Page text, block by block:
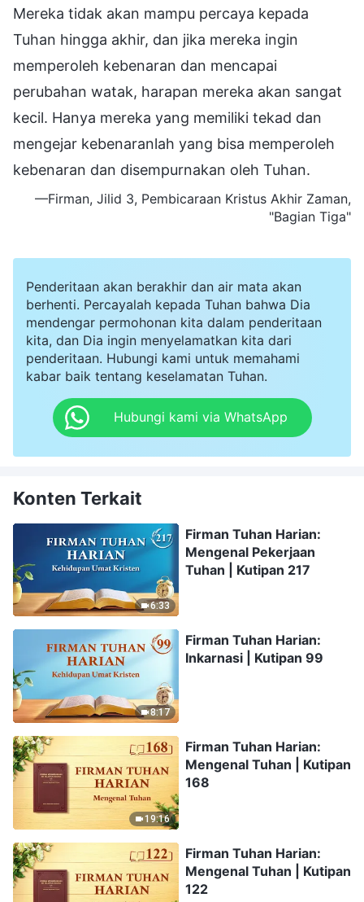
Mereka tidak akan mampu percaya kepada
Tuhan hingga akhir, dan jika mereka ingin
memperoleh kebenaran dan mencapai
perubahan watak, harapan mereka akan sangat
kecil. Hanya mereka yang memiliki tekad dan
mengejar kebenaranlah yang bisa memperoleh
kebenaran dan disempurnakan oleh Tuhan.
—Firman, Jilid 3, Pembicaraan Kristus Akhir Zaman,
"Bagian Tiga"
Penderitaan akan berakhir dan air mata akan
berhenti. Percayalah kepada Tuhan bahwa Dia
mendengar permohonan kita dalam penderitaan
kita, dan Dia ingin menyelamatkan kita dari
penderitaan. Hubungi kami untuk memahami
kabar baik tentang keselamatan Tuhan.
Hubungi kami via WhatsApp
Konten Terkait
6:33
Firman Tuhan Harian:
Mengenal Pekerjaan
Tuhan | Kutipan 217
8:17
Firman Tuhan Harian:
Inkarnasi | Kutipan 99
19:16
Firman Tuhan Harian:
Mengenal Tuhan | Kutipan
168
Firman Tuhan Harian:
Mengenal Tuhan | Kutipan
122